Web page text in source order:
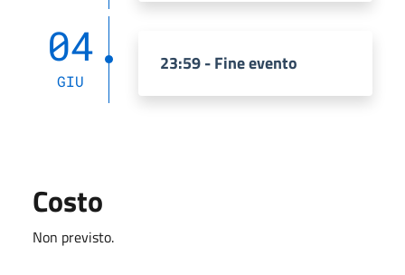
04
GIU
23:59 - Fine evento
Costo
Non previsto.